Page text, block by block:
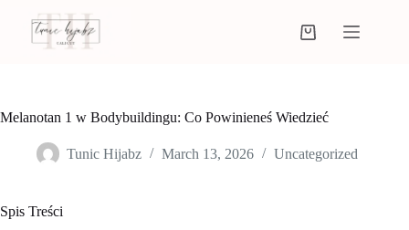
Melanotan 1 w Bodybuildingu: Co Powinieneś Wiedzieć
Tunic Hijabz March 13, 2026 Uncategorized
Spis Treści